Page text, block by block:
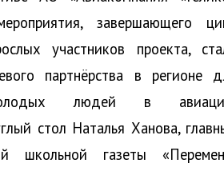
завершающего
участников проекта,
партнёрства в регионе
людей в
стол Наталья Ханова,
школьной газеты